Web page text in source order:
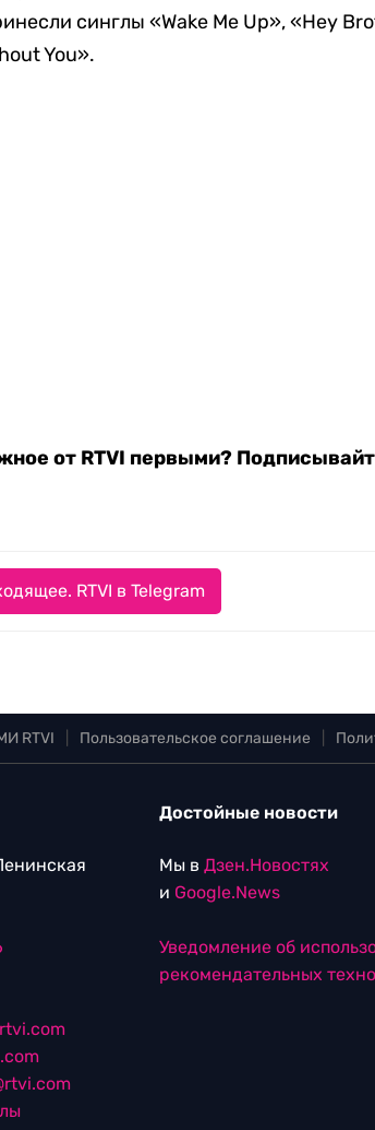
синглы «Wake Me Up», «Hey
You».
от RTVI первыми?
RTVI в Telegram
RTVI Пользовательское соглашение
Достойные новости
Мы в Дзен.Новостях
и Google.News
Уведомление об
рекомендательных